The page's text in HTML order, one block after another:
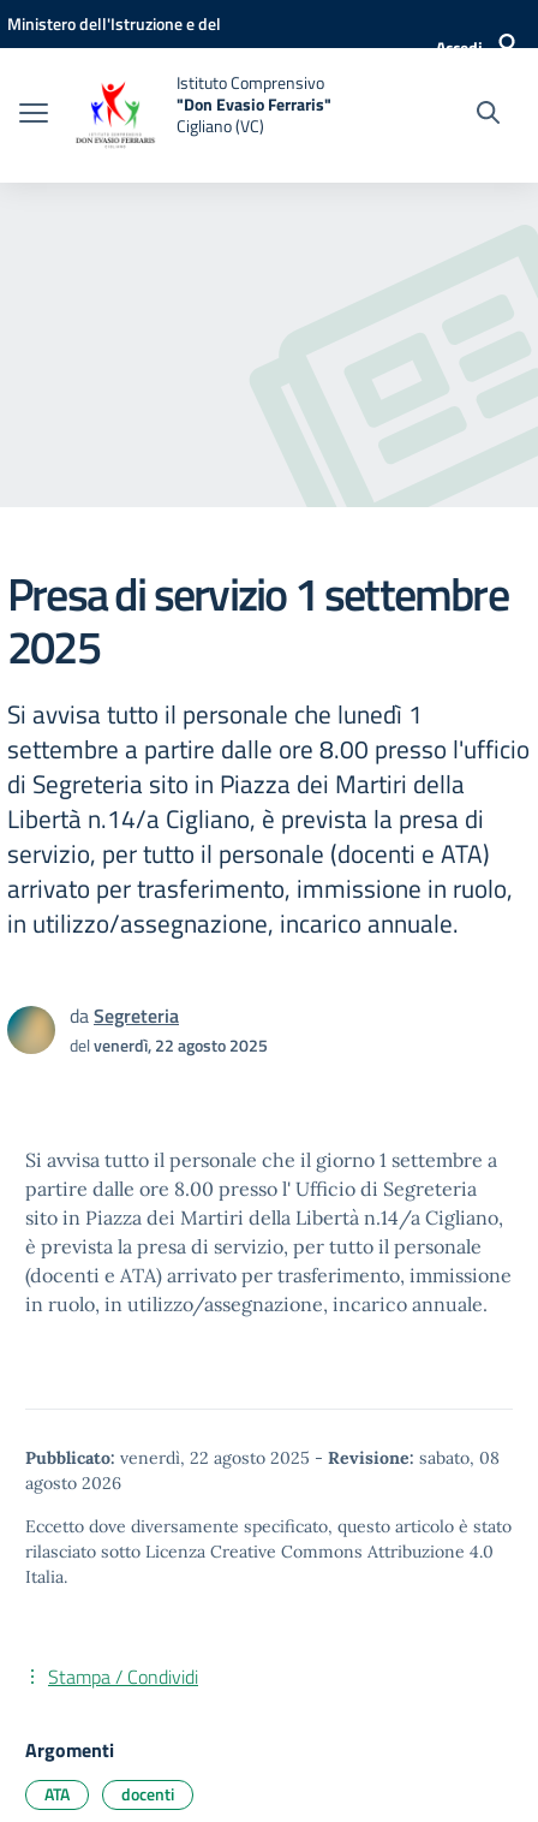
Vai ai contenuti
Vai al menu di navigazione
Vai al footer
Ministero dell'Istruzione e del
Accedi
Istituto Comprensivo
"Don Evasio Ferraris"
Cigliano (VC)
Presa di servizio 1 settembre
2025
Si avvisa tutto il personale che lunedì 1
settembre a partire dalle ore 8.00 presso l'ufficio
di Segreteria sito in Piazza dei Martiri della
Libertà n.14/a Cigliano, è prevista la presa di
servizio, per tutto il personale (docenti e ATA)
arrivato per trasferimento, immissione in ruolo,
in utilizzo/assegnazione, incarico annuale.
daSegreteria
delvenerdì, 22 agosto 2025
Si avvisa tutto il personale che il giorno 1 settembre a
partire dalle ore 8.00 presso l' Ufficio di Segreteria
sito in Piazza dei Martiri della Libertà n.14/a Cigliano,
è prevista la presa di servizio, per tutto il personale
(docenti e ATA) arrivato per trasferimento, immissione
in ruolo, in utilizzo/assegnazione, incarico annuale.
Pubblicato: venerdì, 22 agosto 2025 - Revisione: sabato, 08
agosto 2026
Eccetto dove diversamente specificato, questo articolo è stato
rilasciato sotto Licenza Creative Commons Attribuzione 4.0
Italia.
Stampa / Condividi
Argomenti
ATA docenti